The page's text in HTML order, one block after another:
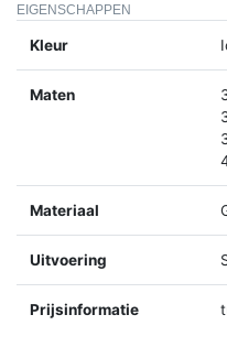
EIGENSCHAPPEN
Kleur
Maten
Materiaal
Uitvoering
Prijsinformatie